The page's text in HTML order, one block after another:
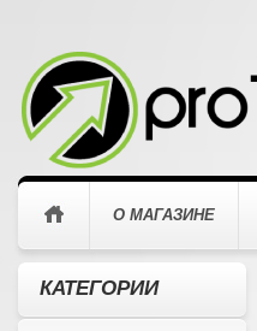
О МАГАЗИНЕ
КАТЕГОРИИ